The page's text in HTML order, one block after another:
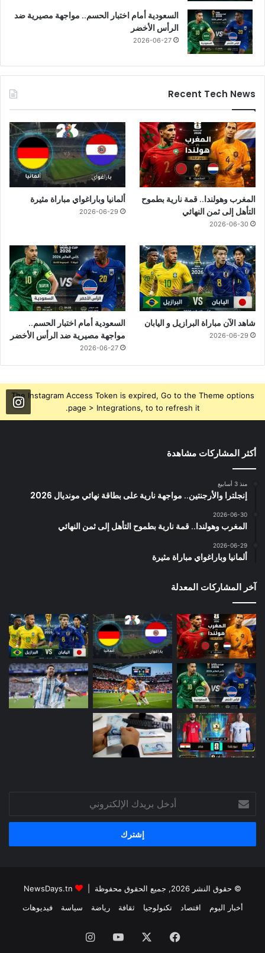
السعودية أمام اختبار الحسم.. مواجهة مصيرية ضد
الرأس الأخضر
2026-06-27
Recent Tech News
المغرب وهولندا.. قمة نارية بطموح
التأهل إلى ثمن النهائي
2026-06-30
ألمانيا وباراغواي مباراة مثيرة
2026-06-29
شاهد الآن مباراة البرازيل و اليابان
2026-06-29
السعودية أمام اختبار الحسم..
مواجهة مصيرية ضد الرأس الأخضر
2026-06-27
The Instagram Access Token is expired, Go to the Theme options
page > Integrations, to to refresh it.
أكثر المشاركات مشاهدة
منذ 3 أسابيع
إنجلترا والأرجنتين.. مواجهة نارية على بطاقة نهائي مونديال 2026
2026-06-30
المغرب وهولندا.. قمة نارية بطموح التأهل إلى ثمن النهائي
2026-06-29
ألمانيا وباراغواي مباراة مثيرة
آخر المشاركات المعدلة
بريدك
الإلكتروني
© حقوق النشر 2026, جميع الحقوق محفوظة |
أخبار اليوم
اقتصاد تكنولوجيا ثقافة رياضة سياسة فيديوهات
فيسبوك ‫YouTubeانستقرام